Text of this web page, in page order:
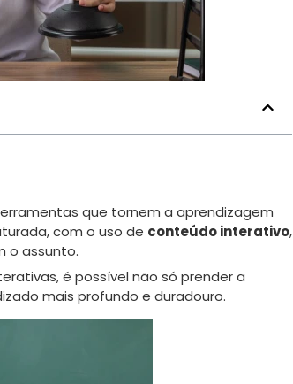
que tornem a aprendizagem
com o uso de conteúdo interativo,
o assunto.
é possível não só prender a
mais profundo e duradouro.